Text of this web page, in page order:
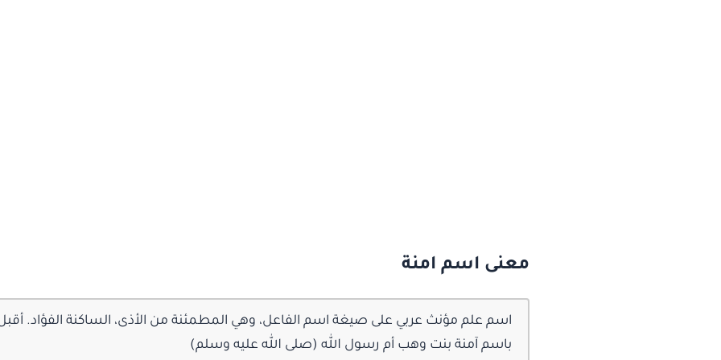
معنى اسم امنة
اسم علم مؤنث عربي على صيغة اسم الفاعل، وهي المطمئنة من الأذى، الساكنة الفؤاد.
باسم آمنة بنت وهب أم رسول الله (صلى الله عليه وسلم)